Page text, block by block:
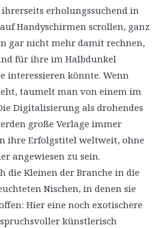
ihrerseits erholungssuchend in
Handyschirmen scrollen, ganz
gar nicht mehr damit rechnen,
für ihre im Halbdunkel
interessieren könnte. Wenn
taumelt man von einem im
Digitalisierung als drohendes
große Verlage immer
ihre Erfolgstitel weltweit, ohne
angewiesen zu sein.
die Kleinen der Branche in die
Nischen, in denen sie
Hier eine noch exotischere
künstlerisch